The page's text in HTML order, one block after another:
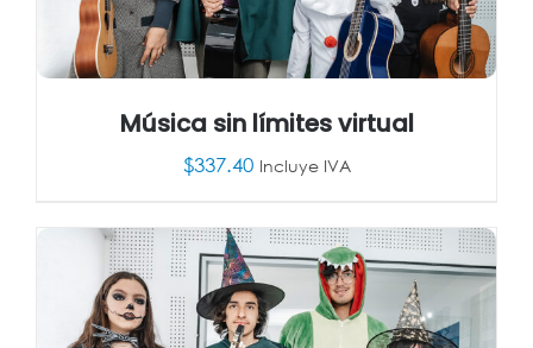
AÑADIR AL CARRITO / DETALLES
Música sin límites virtual
$337.40 Incluye IVA